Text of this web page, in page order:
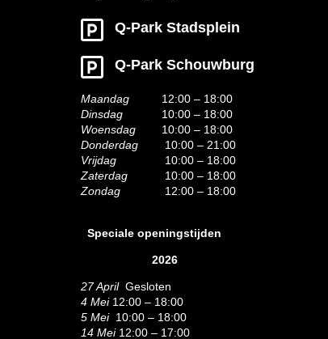
Q-Park Stadsplein
Q-Park Schouwburg
Maandag
12:00 – 18:00
Dinsdag
10:00 – 18:00
Woensdag
10:00 – 18:00
Donderdag
10:00 – 21:00
Vrijdag
10:00 – 18:00
Zaterdag
10:00 – 18:00
Zondag
12:00 – 18:00
Speciale openingstijden
2026
27 AprilGesloten
4 Mei12:00 – 18:00
5 Mei10:00 – 18:00
14 Mei12:00 – 17:00